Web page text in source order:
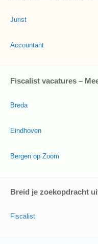
Jurist
Accountant
Fiscalist vacatures –
Breda
Eindhoven
Bergen op Zoom
Breid je zoekopdracht
Fiscalist